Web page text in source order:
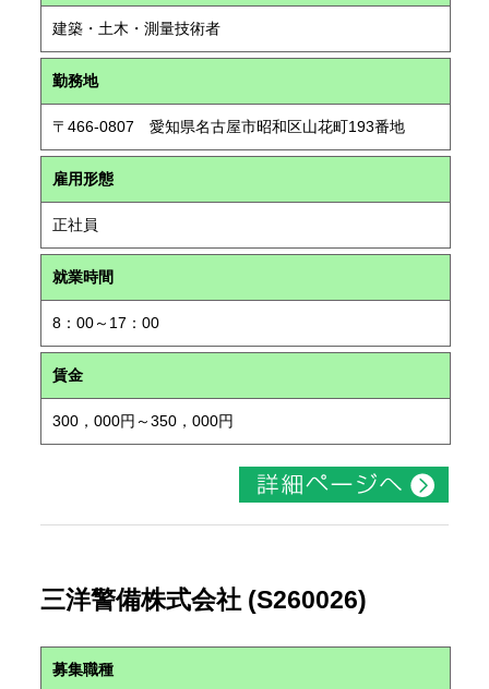
建築・土木・測量技術者
勤務地
〒466-0807 愛知県名古屋市昭和区山花町193番地
雇用形態
正社員
就業時間
8：00～17：00
賃金
300，000円～350，000円
三洋警備株式会社 (S260026)
募集職種